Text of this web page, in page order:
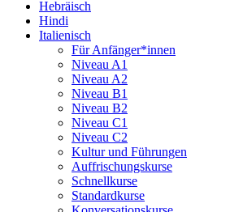
Hebräisch
Hindi
Italienisch
Für Anfänger*innen
Niveau A1
Niveau A2
Niveau B1
Niveau B2
Niveau C1
Niveau C2
Kultur und Führungen
Auffrischungskurse
Schnellkurse
Standardkurse